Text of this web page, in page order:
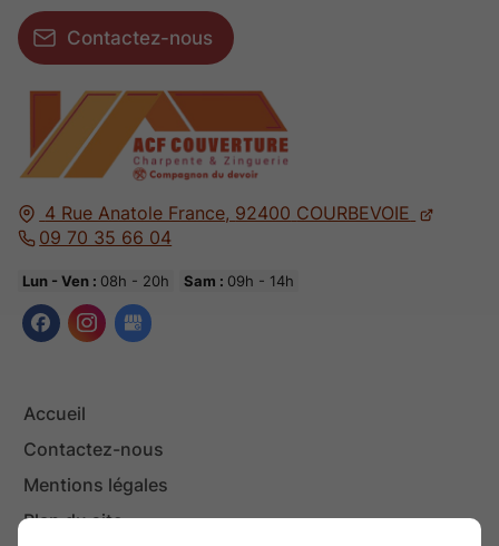
4 Rue Anatole France, 92400 COURBEVOIE
09 70 35 66 04
Lun - Ven : 08h - 20h Sam : 09h - 14h
Accueil
Contactez-nous
Mentions légales
Plan du site
Contactez-nous